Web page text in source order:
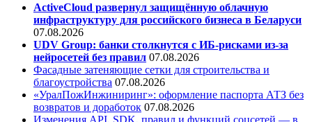
ActiveCloud развернул защищённую облачную
инфраструктуру для российского бизнеса в Беларуси
07.08.2026
UDV Group: банки столкнутся с ИБ-рисками из-за
нейросетей без правил 07.08.2026
Фасадные затеняющие сетки для строительства и
благоустройства 07.08.2026
«УралПожИнжиниринг»: оформление паспорта АТЗ без
возвратов и доработок 07.08.2026
Изменения API, SDK, правил и функций соцсетей — в